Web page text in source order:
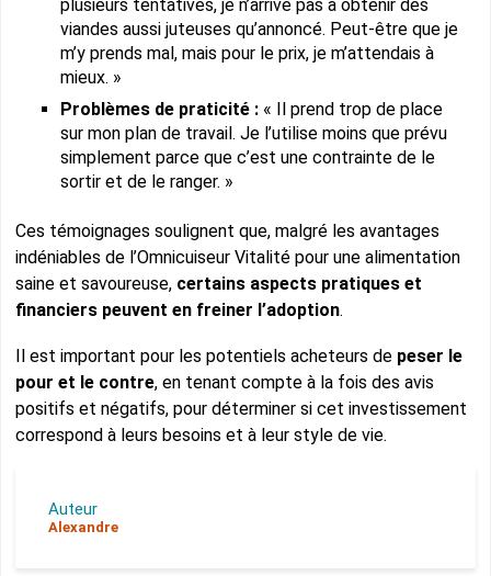
plusieurs tentatives, je n’arrive pas à obtenir des
viandes aussi juteuses qu’annoncé. Peut-être que je
m’y prends mal, mais pour le prix, je m’attendais à
mieux. »
Problèmes de praticité :« Il prend trop de place
sur mon plan de travail. Je l’utilise moins que prévu
simplement parce que c’est une contrainte de le
sortir et de le ranger. »
Ces témoignages soulignent que, malgré les avantages
indéniables de l’Omnicuiseur Vitalité pour une alimentation
saine et savoureuse, certains aspects pratiques et
financiers peuvent en freiner l’adoption.
Il est important pour les potentiels acheteurs de peser le
pour et le contre, en tenant compte à la fois des avis
positifs et négatifs, pour déterminer si cet investissement
correspond à leurs besoins et à leur style de vie.
Auteur
Alexandre